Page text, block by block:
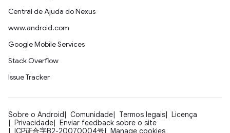
Central de Ajuda do Nexus
www.android.com
Google Mobile Services
Stack Overflow
Issue Tracker
Sobre o Android Comunidade Termos legais
Licença
Privacidade
Enviar feedback sobre o site
ICP证合字B2-20070004号
Manage cookies